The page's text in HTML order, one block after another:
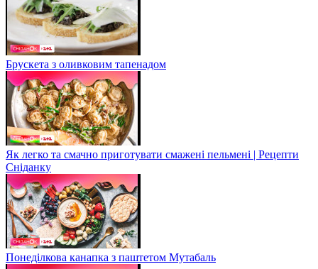
Брускета з оливковим тапенадом
Як легко та смачно приготувати смажені пельмені | Рецепти
Сніданку
Понеділкова канапка з паштетом Мутабаль